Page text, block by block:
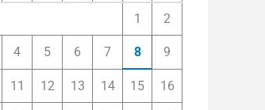
1 2
4 5 6 7 8 9
11 12 13 14 15 16